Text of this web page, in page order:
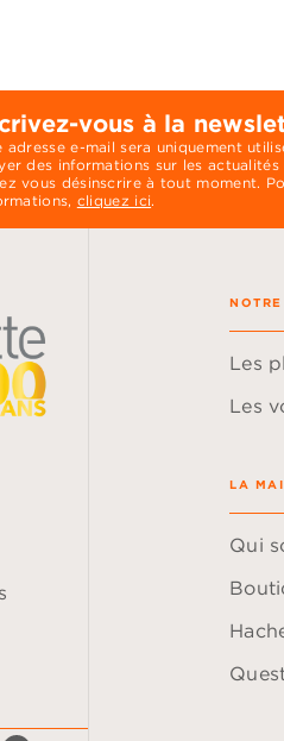
vous à la
adresse e-mail sera uniquement
des informations sur les
vous désinscrire à tout moment.
cliquez ici.
Les
Les
LA
Qui